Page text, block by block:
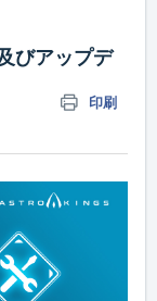
びアップデ
印刷